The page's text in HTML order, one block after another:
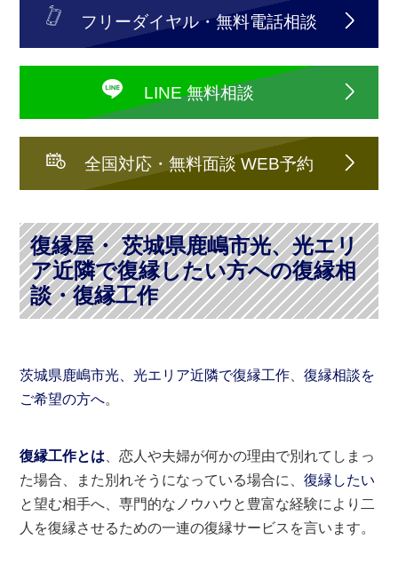
フリーダイヤル・無料電話相談
LINE 無料相談
全国対応・無料面談 WEB予約
復縁屋・ 茨城県鹿嶋市光、光エリ
ア近隣で復縁したい方への復縁相
談・復縁工作
茨城県鹿嶋市光、光エリア近隣で復縁工作 、復縁相談を
ご希望の方へ。
復縁工作とは 、恋人や夫婦が何かの理由で別れてしまっ
た場合、また別れそうになっている場合に、復縁したい
と望む相手へ、専門的なノウハウと豊富な経験により二
人を復縁させるための一連の復縁サービスを言います。